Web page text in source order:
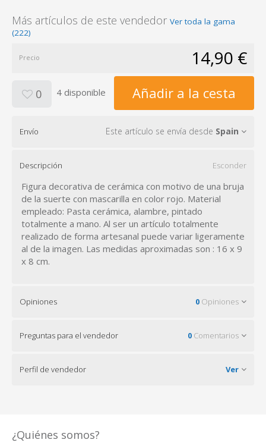
Más artículos de este vendedor Ver toda la gama
(222)
Precio 14,90 €
0 4 disponible Añadir a la cesta
Envío Este artículo se envía desde Spain
Descripción Esconder
Figura decorativa de cerámica con motivo de una bruja
de la suerte con mascarilla en color rojo. Material
empleado: Pasta cerámica, alambre, pintado
totalmente a mano. Al ser un artículo totalmente
realizado de forma artesanal puede variar ligeramente
al de la imagen. Las medidas aproximadas son : 16 x 9
x 8 cm.
Opiniones 0 Opiniones
Preguntas para el vendedor 0 Comentarios
Perfil de vendedor Ver
¿Quiénes somos?